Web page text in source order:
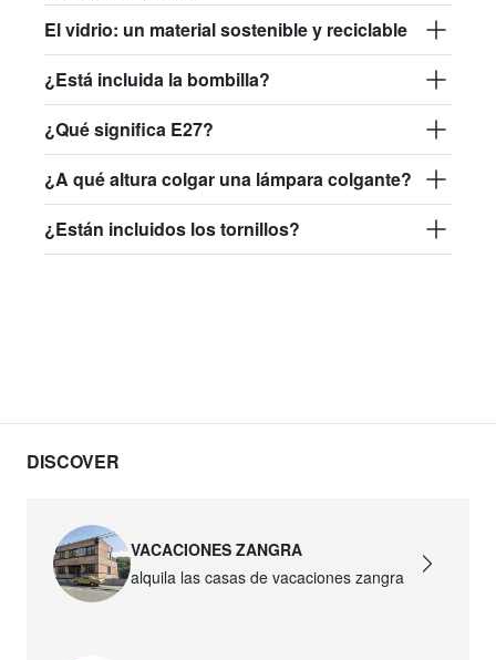
El vidrio: un material sostenible y reciclable
¿Está incluida la bombilla?
¿Qué significa E27?
¿A qué altura colgar una lámpara colgante?
¿Están incluidos los tornillos?
DISCOVER
VACACIONES ZANGRA
alquila las casas de vacaciones zangra